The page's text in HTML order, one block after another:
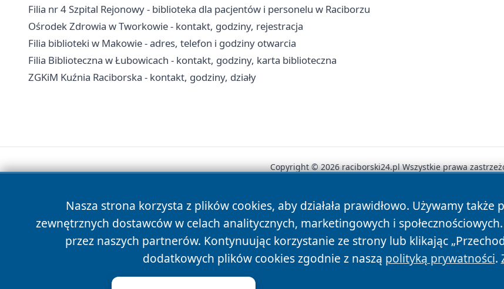
Filia nr 4 Szpital Rejonowy - biblioteka dla pacjentów i personelu w Raciborzu
Ośrodek Zdrowia w Tworkowie - kontakt, godziny, rejestracja
Filia biblioteki w Makowie - adres, telefon i godziny otwarcia
Filia Biblioteczna w Łubowicach - kontakt, godziny, karta biblioteczna
ZGKiM Kuźnia Raciborska - kontakt, godziny, działy
Nasza strona korzysta z plików cookies, aby działała prawidłowo. Używamy
zewnętrznych dostawców w celach analitycznych, marketingowych i
przez naszych partnerów. Kontynuując korzystanie ze strony lub klikając
dodatkowych plików cookies zgodnie z naszą polityką prywatności.
Copyright © 2026 raciborski24.pl Wszystkie prawa
News Autorzy Polityka Prywatności Polityka